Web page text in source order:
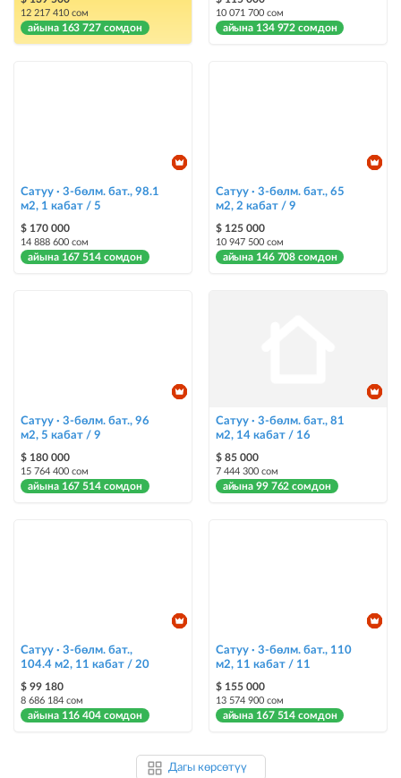
жарыялардын арасында башка түстө бөлүп көрсөтүлөт
Чаптамалар
Опциялары бар жаркыраган стикерлер сиздин мүлкүңүздү
башкалардан өзгөчөлөнтүп, аны тезирээк сатууга жардам берет
12 217 410 сом
айына 163 727 сомдон
10 071 700 сом
айына 134 972 сомдон
Сатуу · 3-бөлм. бат., 98.1
м2, 1 кабат / 5
$ 170 000
14 888 600 сом
айына 167 514 сомдон
Сатуу · 3-бөлм. бат., 65
м2, 2 кабат / 9
$ 125 000
10 947 500 сом
айына 146 708 сомдон
Сатуу · 3-бөлм. бат., 96
м2, 5 кабат / 9
$ 180 000
15 764 400 сом
айына 167 514 сомдон
Сатуу · 3-бөлм. бат., 81
м2, 14 кабат / 16
$ 85 000
7 444 300 сом
айына 99 762 сомдон
Сатуу · 3-бөлм. бат.,
104.4 м2, 11 кабат / 20
$ 99 180
8 686 184 сом
айына 116 404 сомдон
Сатуу · 3-бөлм. бат., 110
м2, 11 кабат / 11
$ 155 000
13 574 900 сом
айына 167 514 сомдон
Дагы көрсөтүү